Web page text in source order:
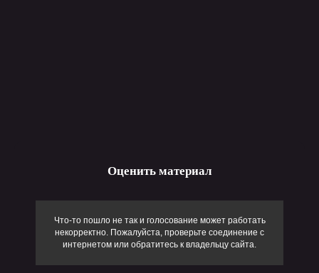
Оценить материал
Что-то пошло не так и голосование может работать
некорректно. Пожалуйста, проверьте соединение с
интернетом или обратитесь к владельцу сайта.
обсудить проект